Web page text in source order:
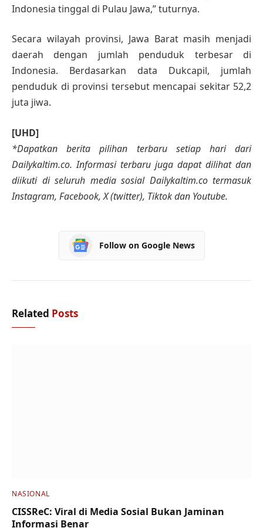
Indonesia tinggal di Pulau Jawa,” tuturnya.
Secara wilayah provinsi, Jawa Barat masih menjadi
daerah dengan jumlah penduduk terbesar di
Indonesia. Berdasarkan data Dukcapil, jumlah
penduduk di provinsi tersebut mencapai sekitar 52,2
juta jiwa.
[UHD]
*Dapatkan berita pilihan terbaru setiap hari dari
Dailykaltim.co. Informasi terbaru juga dapat dilihat dan
diikuti di seluruh media sosial Dailykaltim.co termasuk
Instagram, Facebook, X (twitter), Tiktok dan Youtube.
Follow on Google News
Related Posts
NASIONAL
CISSReC: Viral di Media Sosial Bukan Jaminan
Informasi Benar